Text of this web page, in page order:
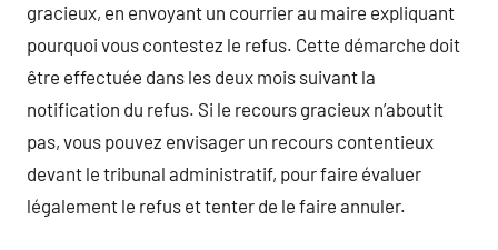
gracieux, en envoyant un courrier au maire expliquant
pourquoi vous contestez le refus. Cette démarche doit
être effectuée dans les deux mois suivant la
notification du refus. Si le recours gracieux n’aboutit
pas, vous pouvez envisager un recours contentieux
devant le tribunal administratif, pour faire évaluer
légalement le refus et tenter de le faire annuler.